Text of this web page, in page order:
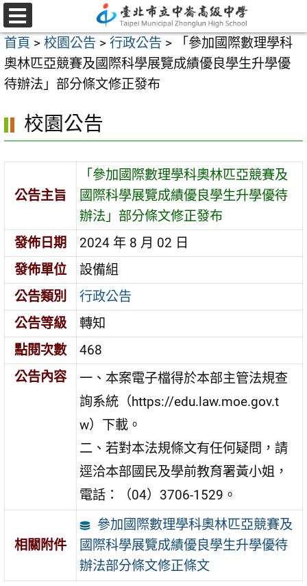
跳
至
主
要
內
區
選
單
首頁 > 校園公告 > 行政公告 >
「參加國際數理學科
奧林匹亞競賽及國際科學展覽成績優良學生升學優
待辦法」部分條文修正發布
校園公告
公告主旨
「參加國際數理學科奧林匹亞競賽及
國際科學展覽成績優良學生升學優待
辦法」部分條文修正發布
發佈日期
2024 年 8 月 02 日
發佈單位
設備組
公告類別
行政公告
公告等級
轉知
點閱次數
468
公告內容
一、本案電子檔得於本部主管法規查
詢系統（https://edu.law.moe.gov.t
w）下載。
二、若對本法規條文有任何疑問，請
逕洽本部國民及學前教育署黃小姐，
電話：（04）3706-1529。
相關附件
參加國際數理學科奧林匹亞競賽及
國際科學展覽成績優良學生升學優待
辦法部分條文修正條文